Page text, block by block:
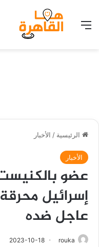
القائمة
الرئيسية / الأخبار
الأخبار
عضو
إسرائيل
عاجل ضده
rouka
2023-10-18